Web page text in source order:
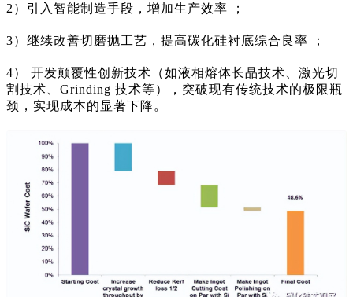
2）引入智能制造手段，增加生产效率 ；
3）继续改善切磨抛工艺，提高碳化硅衬底综合良率 ；
4） 开发颠覆性创新技术（如液相熔体长晶技术、激光切
割技术、Grinding 技术等），突破现有传统技术的极限瓶
颈，实现成本的显著下降。